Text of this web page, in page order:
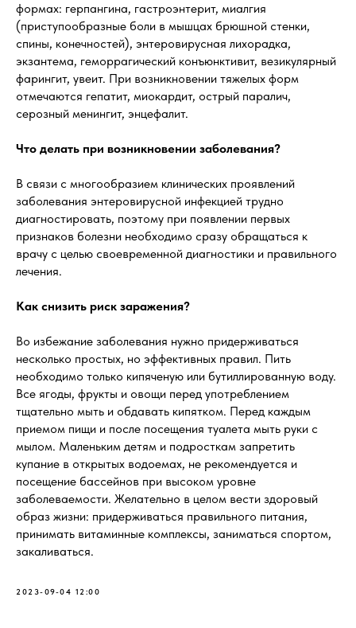
формах: герпангина, гастроэнтерит, миалгия
(приступообразные боли в мышцах брюшной стенки,
спины, конечностей), энтеровирусная лихорадка,
экзантема, геморрагический конъюнктивит, везикулярный
фарингит, увеит. При возникновении тяжелых форм
отмечаются гепатит, миокардит, острый паралич,
серозный менингит, энцефалит.
Что делать при возникновении заболевания?
В связи с многообразием клинических проявлений
заболевания энтеровирусной инфекцией трудно
диагностировать, поэтому при появлении первых
признаков болезни необходимо сразу обращаться к
врачу с целью своевременной диагностики и правильного
лечения.
Как снизить риск заражения?
Во избежание заболевания нужно придерживаться
несколько простых, но эффективных правил. Пить
необходимо только кипяченую или бутиллированную воду.
Все ягоды, фрукты и овощи перед употреблением
тщательно мыть и обдавать кипятком. Перед каждым
приемом пищи и после посещения туалета мыть руки с
мылом. Маленьким детям и подросткам запретить
купание в открытых водоемах, не рекомендуется и
посещение бассейнов при высоком уровне
заболеваемости. Желательно в целом вести здоровый
образ жизни: придерживаться правильного питания,
принимать витаминные комплексы, заниматься спортом,
закаливаться.
2023-09-04 12:00